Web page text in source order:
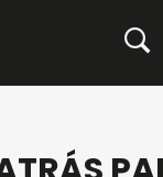
FESTIVAL